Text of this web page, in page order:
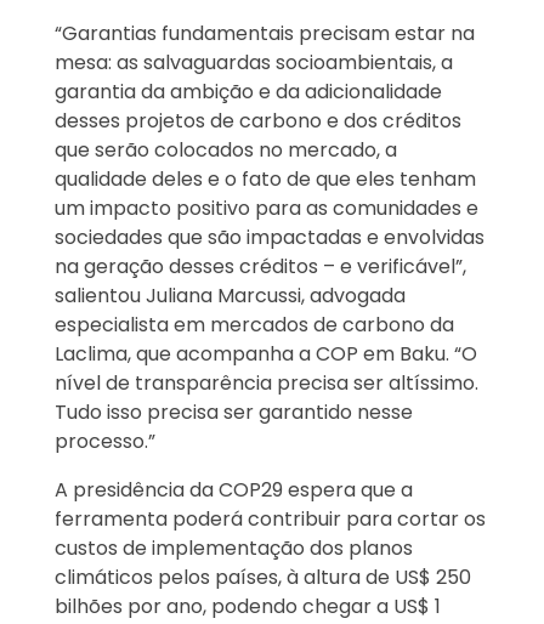
“Garantias fundamentais precisam estar na
mesa: as salvaguardas socioambientais, a
garantia da ambição e da adicionalidade
desses projetos de carbono e dos créditos
que serão colocados no mercado, a
qualidade deles e o fato de que eles tenham
um impacto positivo para as comunidades e
sociedades que são impactadas e envolvidas
na geração desses créditos – e verificável”,
salientou Juliana Marcussi, advogada
especialista em mercados de carbono da
Laclima, que acompanha a COP em Baku. “O
nível de transparência precisa ser altíssimo.
Tudo isso precisa ser garantido nesse
processo.”
A presidência da COP29 espera que a
ferramenta poderá contribuir para cortar os
custos de implementação dos planos
climáticos pelos países, à altura de US$ 250
bilhões por ano, podendo chegar a US$ 1